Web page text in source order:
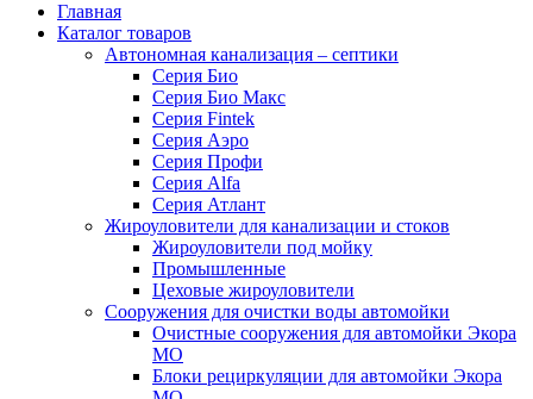
Главная
Каталог товаров
Автономная канализация – септики
Серия Био
Серия Био Макс
Серия Fintek
Серия Аэро
Серия Профи
Серия Alfa
Серия Атлант
Жироуловители для канализации и стоков
Жироуловители под мойку
Промышленные
Цеховые жироуловители
Сооружения для очистки воды автомойки
Очистные сооружения для автомойки Экора
МО
Блоки рециркуляции для автомойки Экора